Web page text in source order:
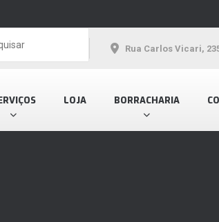
LOJA BORRACHARIA
Rua Carlos Vicari,